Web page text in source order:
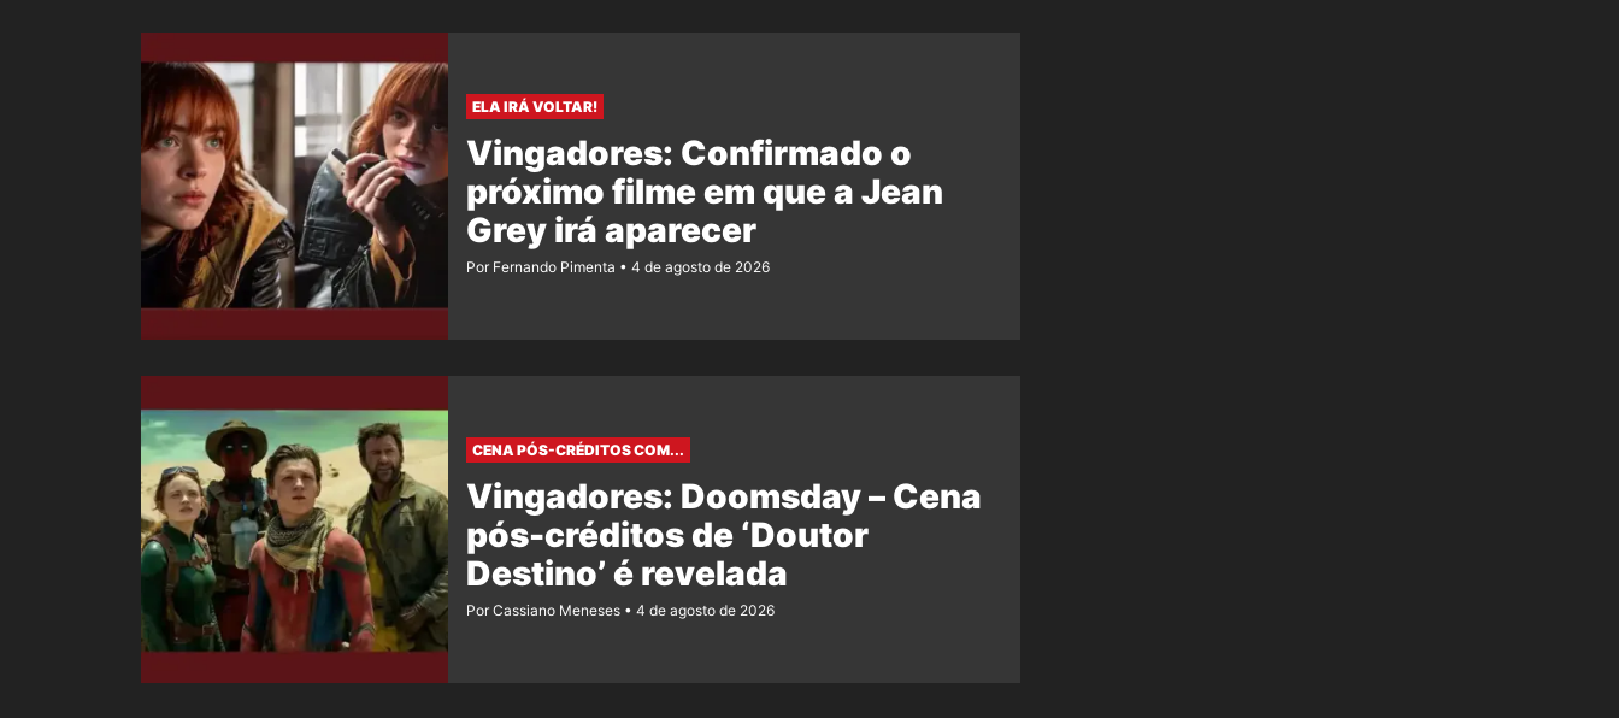
ELA IRÁ VOLTAR!
Vingadores: Confirmado o
próximo filme em que a Jean
Grey irá aparecer
Por Fernando Pimenta 4 de agosto de 2026
CENA PÓS-CRÉDITOS COM...
Vingadores: Doomsday – Cena
pós-créditos de ‘Doutor
Destino’ é revelada
Por Cassiano Meneses 4 de agosto de 2026